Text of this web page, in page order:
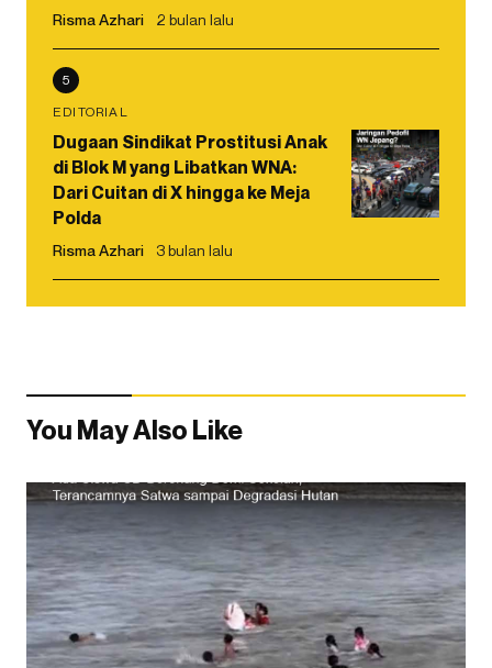
Risma Azhari 2 bulan lalu
5
EDITORIAL
Dugaan Sindikat Prostitusi Anak
di Blok M yang Libatkan WNA:
Dari Cuitan di X hingga ke Meja
Polda
Risma Azhari 3 bulan lalu
You May Also Like